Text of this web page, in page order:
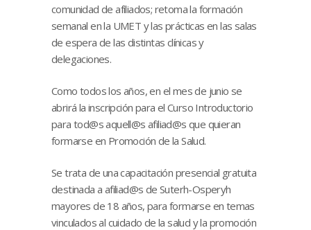
comunidad de afiliados; retoma la formación
semanal en la UMET y las prácticas en las salas
de espera de las distintas clínicas y
delegaciones.
Como todos los años, en el mes de junio se
abrirá la inscripción para el Curso Introductorio
para tod@s aquell@s afiliad@s que quieran
formarse en Promoción de la Salud.
Se trata de una capacitación presencial gratuita
destinada a afiliad@s de Suterh-Osperyh
mayores de 18 años, para formarse en temas
vinculados al cuidado de la salud y la promoción